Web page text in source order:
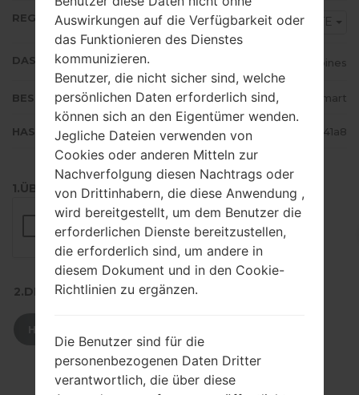
REGION XTE
DAS LAND Philippines
BESCHREIBUNG SUN, Red Mobile, Smart
HASH 4fce536fb722f5c1cfd9fc647b6941a8
1.ÜBERPRÜFEN SIE AUF RECAPTCHA
2.DRÜCKEN SIE ZUM HERUNTERLADEN
Auswirkungen auf die Verfügbarkeit oder
das Funktionieren des Dienstes
kommunizieren.
Benutzer, die nicht sicher sind, welche
persönlichen Daten erforderlich sind,
können sich an den Eigentümer wenden.
Jegliche Dateien verwenden von
Cookies oder anderen Mitteln zur
Nachverfolgung diesen Nachtrags oder
von Drittinhabern, die diese Anwendung ,
wird bereitgestellt, um dem Benutzer die
erforderlichen Dienste bereitzustellen,
die erforderlich sind, um andere in
diesem Dokument und in den Cookie-
Richtlinien zu ergänzen.
Die Benutzer sind für die
personenbezogenen Daten Dritter
verantwortlich, die über diese